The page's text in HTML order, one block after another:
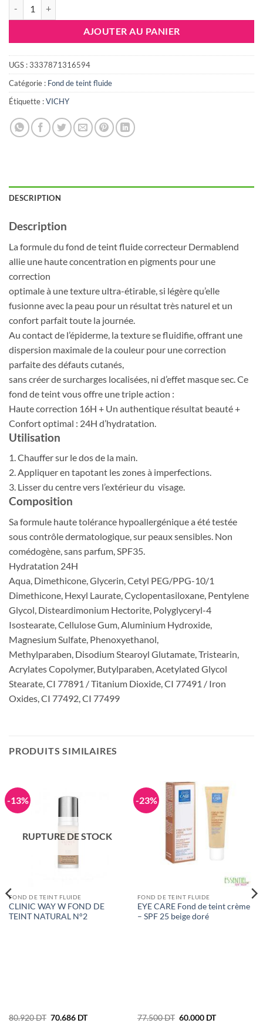
AJOUTER AU PANIER
UGS :3337871316594
Catégorie : Fond de teint fluide
Étiquette :VICHY
DESCRIPTION
Description
La formule du fond de teint fluide correcteur Dermablend
allie une haute concentration en pigments pour une
correction
optimale à une texture ultra-étirable, si légère qu’elle
fusionne avec la peau pour un résultat très naturel et un
confort parfait toute la journée.
Au contact de l’épiderme, la texture se fluidifie, offrant une
dispersion maximale de la couleur pour une correction
parfaite des défauts cutanés,
sans créer de surcharges localisées, ni d’effet masque sec. Ce
fond de teint vous offre une triple action :
Haute correction 16H + Un authentique résultat beauté +
Confort optimal : 24H d’hydratation.
Utilisation
1. Chauffer sur le dos de la main.
2. Appliquer en tapotant les zones à imperfections.
3. Lisser du centre vers l’extérieur du visage.
Composition
Sa formule haute tolérance hypoallergénique a été testée
sous contrôle dermatologique, sur peaux sensibles. Non
comédogène, sans parfum, SPF35.
Hydratation 24H
Aqua, Dimethicone, Glycerin, Cetyl PEG/PPG-10/1
Dimethicone, Hexyl Laurate, Cyclopentasiloxane, Pentylene
Glycol, Disteardimonium Hectorite, Polyglyceryl-4
Isostearate, Cellulose Gum, Aluminium Hydroxide,
Magnesium Sulfate, Phenoxyethanol,
Methylparaben, Disodium Stearoyl Glutamate, Tristearin,
Acrylates Copolymer, Butylparaben, Acetylated Glycol
Stearate, CI 77891 / Titanium Dioxide, CI 77491 / Iron
Oxides, CI 77492, CI 77499
PRODUITS SIMILAIRES
-13%
RUPTURE DE STOCK
FOND DE TEINT FLUIDE
CLINIC WAY W FOND DE
TEINT NATURAL N°2
80.920DT Le
70.686 DTLe
-23%
FOND DE TEINT FLUIDE
EYE CARE Fond de teint crème
– SPF 25 beige doré
77.500DT Le
60.000 DTLe